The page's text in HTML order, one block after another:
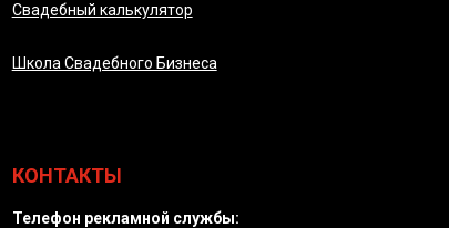
Свадебный калькулятор
Школа Свадебного Бизнеса
КОНТАКТЫ
Телефон рекламной службы: